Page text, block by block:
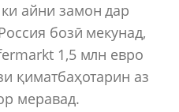
айни замон дар
бозӣ мекунад,
1,5 млн евро
қиматбаҳотарин аз
меравад.